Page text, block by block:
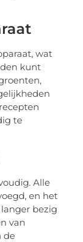
wat
kunt
te
Alle
en het
bezig
van
de